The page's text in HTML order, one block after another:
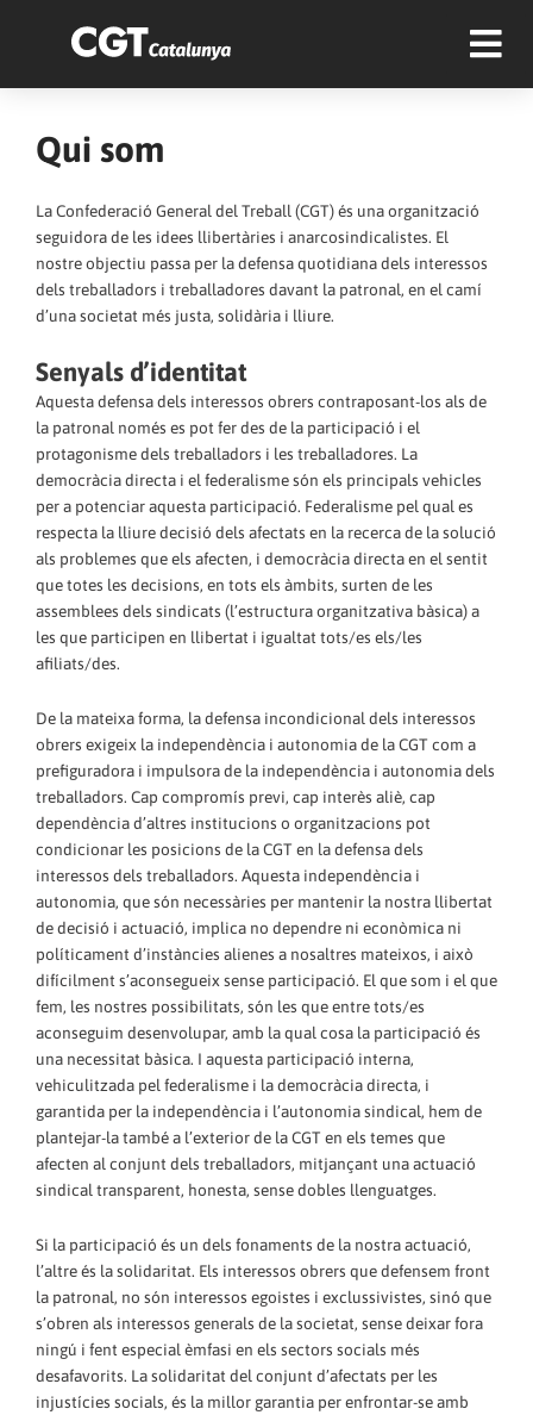
Qui som
La Confederació General del Treball (CGT) és una organització
seguidora de les idees llibertàries i anarcosindicalistes. El
nostre objectiu passa per la defensa quotidiana dels interessos
dels treballadors i treballadores davant la patronal, en el camí
d’una societat més justa, solidària i lliure.
Senyals d’identitat
Aquesta defensa dels interessos obrers contraposant-los als de
la patronal només es pot fer des de la participació i el
protagonisme dels treballadors i les treballadores. La
democràcia directa i el federalisme són els principals vehicles
per a potenciar aquesta participació. Federalisme pel qual es
respecta la lliure decisió dels afectats en la recerca de la solució
als problemes que els afecten, i democràcia directa en el sentit
que totes les decisions, en tots els àmbits, surten de les
assemblees dels sindicats (l’estructura organitzativa bàsica) a
les que participen en llibertat i igualtat tots/es els/les
afiliats/des.
De la mateixa forma, la defensa incondicional dels interessos
obrers exigeix la independència i autonomia de la CGT com a
prefiguradora i impulsora de la independència i autonomia dels
treballadors. Cap compromís previ, cap interès aliè, cap
dependència d’altres institucions o organitzacions pot
condicionar les posicions de la CGT en la defensa dels
interessos dels treballadors. Aquesta independència i
autonomia, que són necessàries per mantenir la nostra llibertat
de decisió i actuació, implica no dependre ni econòmica ni
políticament d’instàncies alienes a nosaltres mateixos, i això
difícilment s’aconsegueix sense participació. El que som i el que
fem, les nostres possibilitats, són les que entre tots/es
aconseguim desenvolupar, amb la qual cosa la participació és
una necessitat bàsica. I aquesta participació interna,
vehiculitzada pel federalisme i la democràcia directa, i
garantida per la independència i l’autonomia sindical, hem de
plantejar-la també a l’exterior de la CGT en els temes que
afecten al conjunt dels treballadors, mitjançant una actuació
sindical transparent, honesta, sense dobles llenguatges.
Si la participació és un dels fonaments de la nostra actuació,
l’altre és la solidaritat. Els interessos obrers que defensem front
la patronal, no són interessos egoistes i exclussivistes, sinó que
s’obren als interessos generals de la societat, sense deixar fora
ningú i fent especial èmfasi en els sectors socials més
desafavorits. La solidaritat del conjunt d’afectats per les
injustícies socials, és la millor garantia per enfrontar-se amb